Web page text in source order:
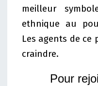
meilleur
ethnique au
Les agents de ce
craindre.
Pour